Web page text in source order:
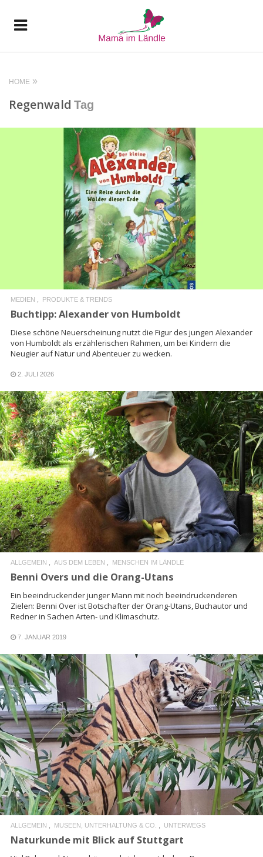
HOME
Regenwald Tag
READ MORE
MEDIEN PRODUKTE & TRENDS
Buchtipp: Alexander von Humboldt
Diese schöne Neuerscheinung nutzt die Figur des jungen Alexander
von Humboldt als erzählerischen Rahmen, um bei Kindern die
Neugier auf Natur und Abenteuer zu wecken.
2. JULI 2026
READ MORE
ALLGEMEIN AUS DEM LEBEN MENSCHEN IM LÄNDLE
Benni Overs und die Orang-Utans
Ein beeindruckender junger Mann mit noch beeindruckenderen
Zielen: Benni Over ist Botschafter der Orang-Utans, Buchautor und
Redner in Sachen Arten- und Klimaschutz.
7. JANUAR 2019
READ MORE
ALLGEMEIN MUSEEN, UNTERHALTUNG & CO. UNTERWEGS
Naturkunde mit Blick auf Stuttgart